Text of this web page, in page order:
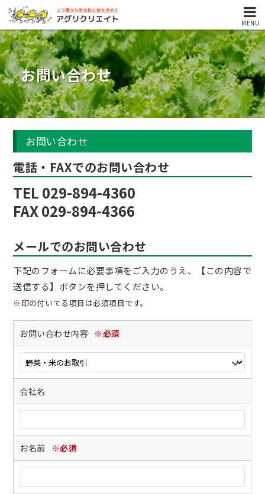
MENU
お問い合わせ
お問い合わせ
電話・FAXでのお問い合わせ
TEL 029-894-4360
FAX 029-894-4366
メールでのお問い合わせ
下記のフォームに必要事項をご入力のうえ、【この内容で
送信する】ボタンを押してください。
※ 印の付いてる項目は必須項目です。
お問い合わせ内容 ※必須
会社名
お名前 ※必須